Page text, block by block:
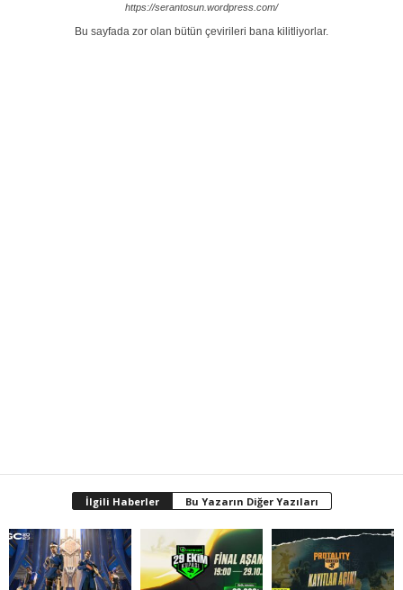
https://serantosun.wordpress.com/
Bu sayfada zor olan bütün çevirileri bana kilitliyorlar.
İlgili Haberler Bu Yazarın Diğer Yazıları